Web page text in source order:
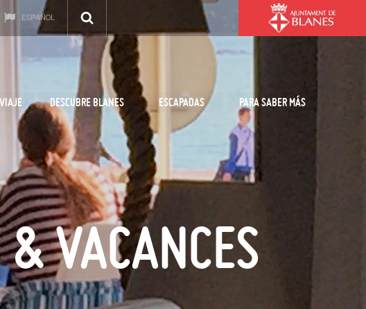
ESPAÑOL
DESCUBRE BLANES ESCAPADAS PARA SABER MÁS
VACANCES